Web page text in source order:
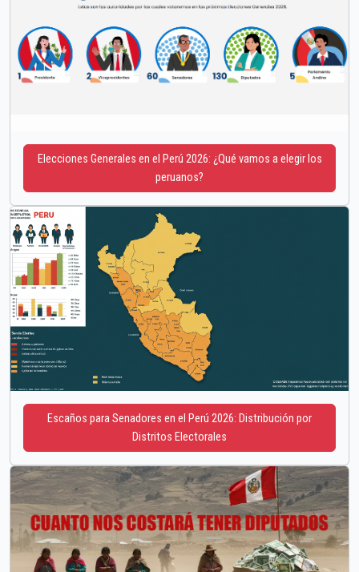
Elecciones Generales en el Perú 2026: ¿Qué vamos a elegir los
peruanos?
Escaños para Senadores en el Perú 2026: Distribución por
Distritos Electorales